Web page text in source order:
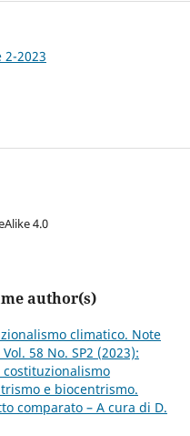
2-2023
4.0
author(s)
climatico. Note
58 No. SP2 (2023):
costituzionalismo
e biocentrismo.
comparato – A cura di D.